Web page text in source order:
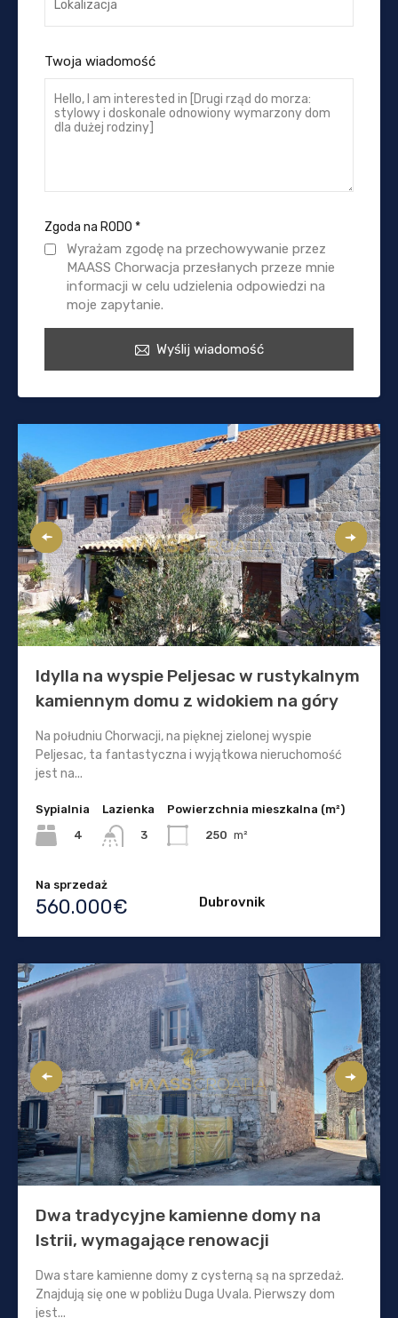
Twoja wiadomość
Zgoda na RODO *
Wyrażam zgodę na przechowywanie przez
MAASS Chorwacja przesłanych przeze mnie
informacji w celu udzielenia odpowiedzi na
moje zapytanie.
Wyślij wiadomość
Idylla na wyspie Peljesac w rustykalnym
kamiennym domu z widokiem na góry
Na południu Chorwacji, na pięknej zielonej wyspie
Peljesac, ta fantastyczna i wyjątkowa nieruchomość
jest na...
Sypialnia
4
Lazienka
3
Powierzchnia mieszkalna (m²)
250 m²
Na sprzedaż
560.000€ Dubrovnik
Dwa tradycyjne kamienne domy na
Istrii, wymagające renowacji
Dwa stare kamienne domy z cysterną są na sprzedaż.
Znajdują się one w pobliżu Duga Uvala. Pierwszy dom
jest...